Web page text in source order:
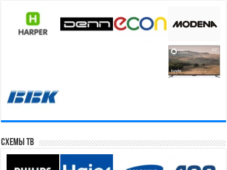
Схемы ТВ